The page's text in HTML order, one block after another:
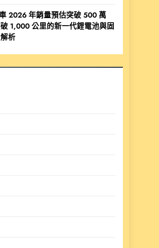
2026 年銷量預估突破 500 萬
1,000 公里的新一代鋰電池與固
析